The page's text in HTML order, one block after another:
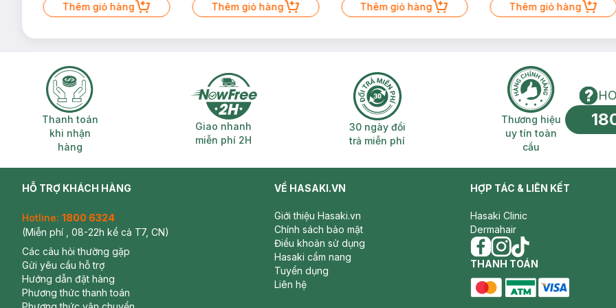
Thêm giỏ hàng Thêm giỏ hàng Thêm giỏ hàng
50ml (SL có hạn)
Thêm giỏ hàng
Thanh toán khi nhận hàng
Thanh toán
khi nhận
hàng
Giao nhanh miễn phí 2H
Giao nhanh
miễn phí 2H
30 ngày đổi trả miễn phí
30 ngày đổi
trả miễn phí
Thương hiệu
Thương hiệu
uy tín toàn
cầu
HỖ TRỢ KHÁCH HÀNG
Hotline: 1800 6324
(Miễn phí , 08-22h kể cả T7, CN)
Các câu hỏi thường gặp
Gửi yêu cầu hỗ trợ
Hướng dẫn đặt hàng
Phương thức thanh toán
VỀ HASAKI.VN
Giới thiệu Hasaki.vn
Chính sách bảo mật
Điều khoản sử dụng
Hasaki cẩm nang
Tuyển dụng
Liên hệ
HỢP TÁC & LIÊN KẾT
Hasaki Clinic
Dermahair
facebook
instagram
tiktok
THANH TOÁN